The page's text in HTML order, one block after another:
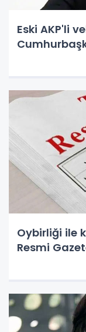
Eski AKP'li
Oybirliği ile
Resmi